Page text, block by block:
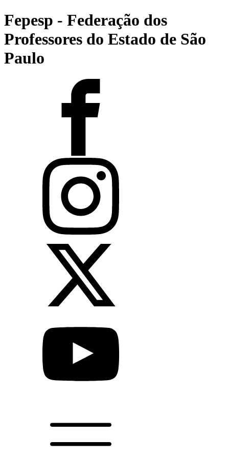
Fepesp - Federação dos
Professores do Estado de São
Paulo